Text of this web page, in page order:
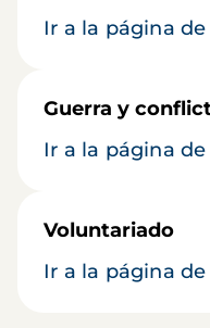
Ir a la página
Guerra y
Ir a la página
Voluntariado
Ir a la página